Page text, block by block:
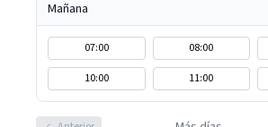
Mañana
07:00 08:00
10:00
11:00